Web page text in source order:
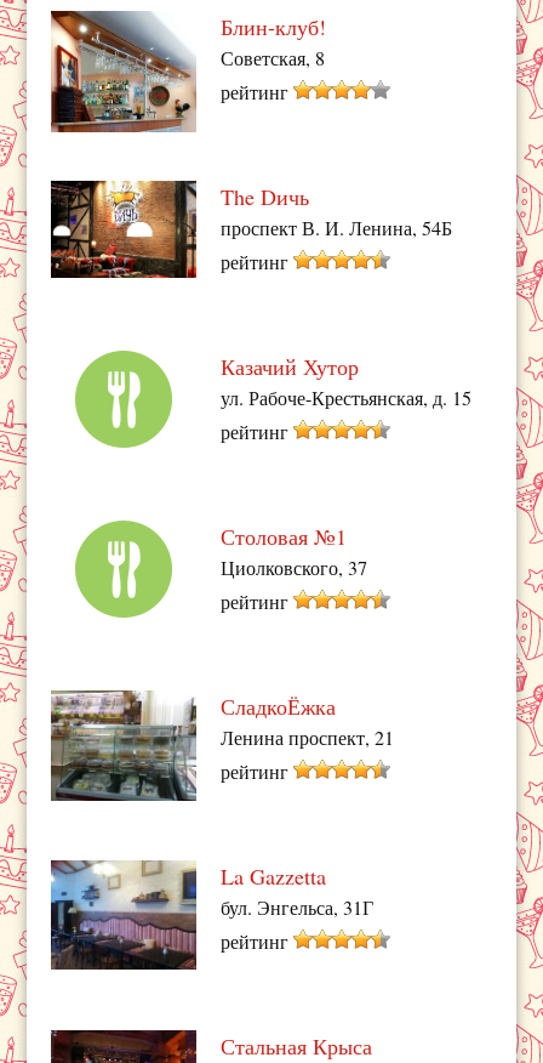
Блин-клуб!
Советская, 8
рейтинг
The Dичь
проспект В. И. Ленина, 54Б
рейтинг
Казачий Хутор
ул. Рабоче-Крестьянская, д. 15
рейтинг
Столовая №1
Циолковского, 37
рейтинг
СладкоЁжка
Ленина проспект, 21
рейтинг
La Gazzetta
бул. Энгельса, 31Г
рейтинг
Стальная Крыса